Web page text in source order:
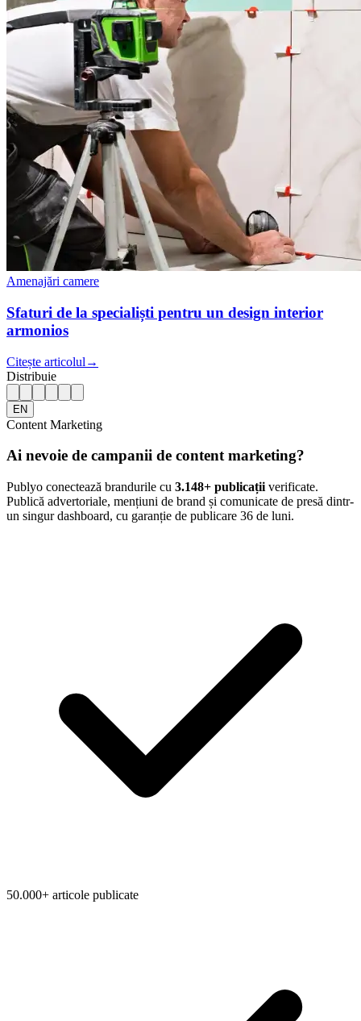
Amenajări camere
Sfaturi de la specialiști pentru un design interior
armonios
Citește articolul →
Distribuie
EN
Content Marketing
Ai nevoie de campanii de content marketing?
Publyo conectează brandurile cu 3.148+ publicații verificate.
Publică advertoriale, mențiuni de brand și comunicate de presă dintr-
un singur dashboard, cu garanție de publicare 36 de luni.
50.000+ articole publicate